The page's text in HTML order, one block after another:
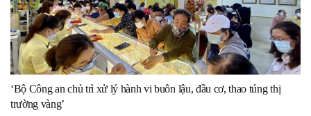
‘Bộ Công an chủ trì xử lý hành vi buôn lậu, đầu cơ, thao túng thị
trường vàng’